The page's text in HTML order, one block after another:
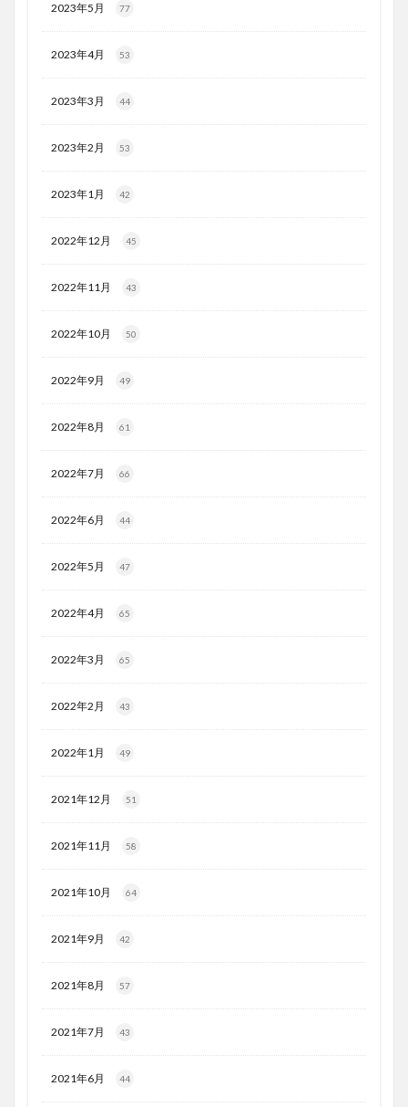
2023年5月 77
2023年4月 53
2023年3月 44
2023年2月 53
2023年1月 42
2022年12月 45
2022年11月 43
2022年10月 50
2022年9月 49
2022年8月 61
2022年7月 66
2022年6月 44
2022年5月 47
2022年4月 65
2022年3月 65
2022年2月 43
2022年1月 49
2021年12月 51
2021年11月 58
2021年10月 64
2021年9月 42
2021年8月 57
2021年7月 43
2021年6月 44